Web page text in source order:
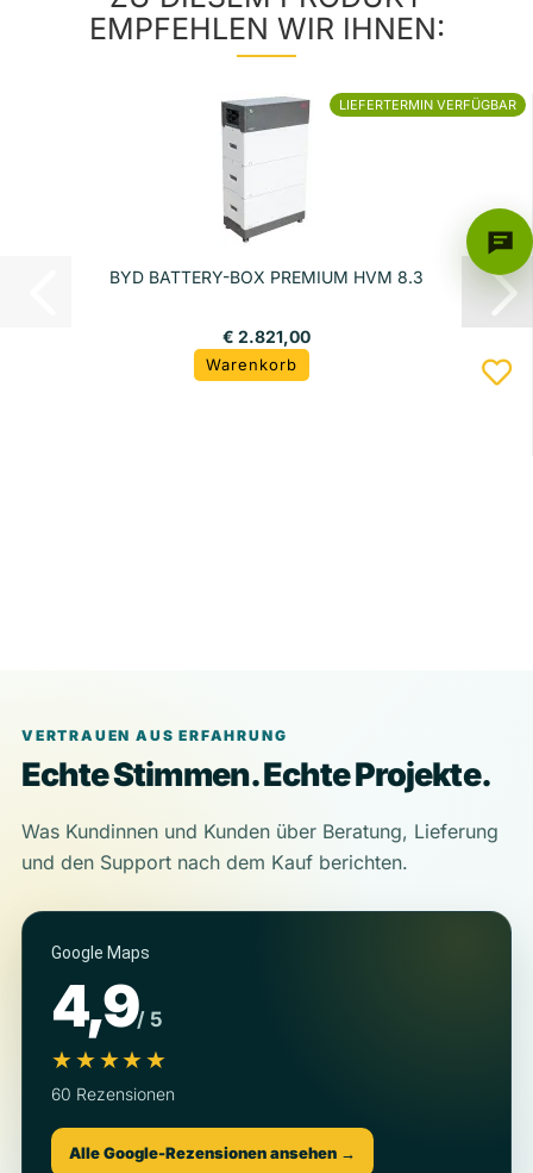
EMPFEHLEN WIR IHNEN:
LIEFERTERMIN VERFÜGBAR
BYD BATTERY-BOX PREMIUM HVM 8.3
€ 2.821,00
Warenkorb
VERTRAUEN AUS ERFAHRUNG
Echte Stimmen. Echte Projekte.
Was Kundinnen und Kunden über Beratung, Lieferung
und den Support nach dem Kauf berichten.
Google Maps
4,9/ 5
★★★★★
60 Rezensionen
Alle Google-Rezensionen ansehen →